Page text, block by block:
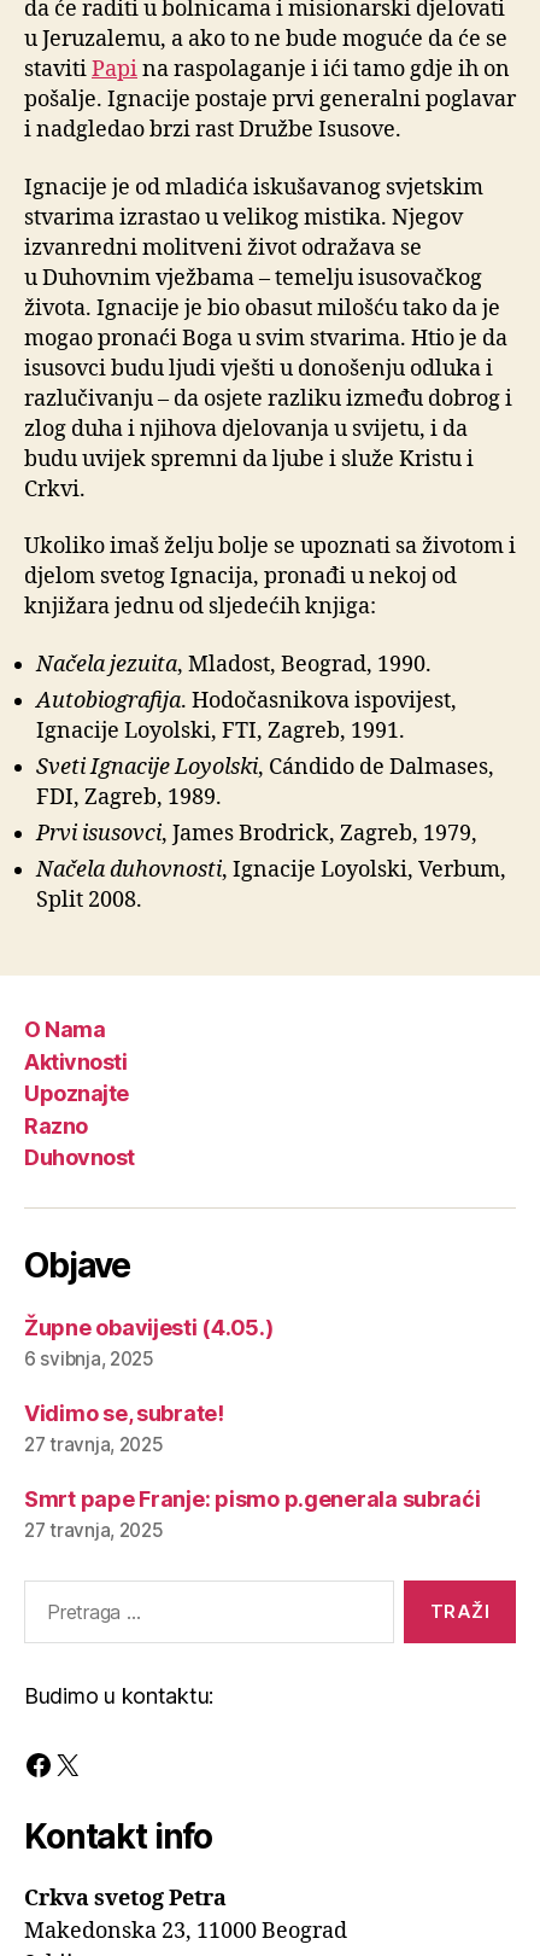
da će raditi u bolnicama i misionarski djelovati
u Jeruzalemu, a ako to ne bude moguće da će se
stavitiPapina raspolaganje i ići tamo gdje ih on
pošalje. Ignacije postaje prvi generalni poglavar
i nadgledao brzi rast Družbe Isusove.
Ignacije je od mladića iskušavanog svjetskim
stvarima izrastao u velikog mistika. Njegov
izvanredni molitveni život odražava se
u Duhovnim vježbama – temelju isusovačkog
života. Ignacije je bio obasut milošću tako da je
mogao pronaći Boga u svim stvarima. Htio je da
isusovci budu ljudi vješti u donošenju odluka i
razlučivanju – da osjete razliku između dobrog i
zlog duha i njihova djelovanja u svijetu, i da
budu uvijek spremni da ljube i služe Kristu i
Crkvi.
Ukoliko imaš želju bolje se upoznati sa životom i
djelom svetog Ignacija, pronađi u nekoj od
knjižara jednu od sljedećih knjiga:
Načela jezuita, Mladost, Beograd, 1990.
Autobiografija. Hodočasnikova ispovijest,
Ignacije Loyolski, FTI, Zagreb, 1991.
Sveti Ignacije Loyolski, Cándido de Dalmases,
FDI, Zagreb, 1989.
Prvi isusovci, James Brodrick, Zagreb, 1979,
Načela duhovnosti, Ignacije Loyolski, Verbum,
Split 2008.
O Nama
Aktivnosti
Upoznajte
Razno
Duhovnost
Objave
Župne obavijesti (4.05.)
6 svibnja, 2025
Vidimo se, subrate!
27 travnja, 2025
Smrt pape Franje: pismo p.generala subraći
27 travnja, 2025
Budimo u kontaktu:
Facebook
X
Kontakt info
Crkva svetog Petra
Makedonska 23, 11000 Beograd